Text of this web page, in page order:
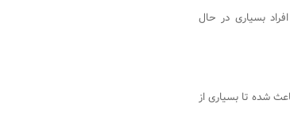
بسیاری در حال
شده تا بسیاری از